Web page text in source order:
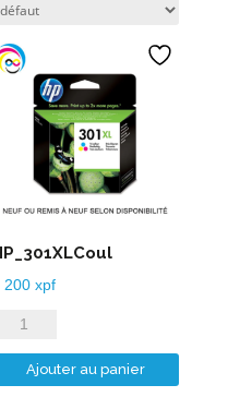
200xpf
quantité
HP_301XLCoul
Ajouter au panier